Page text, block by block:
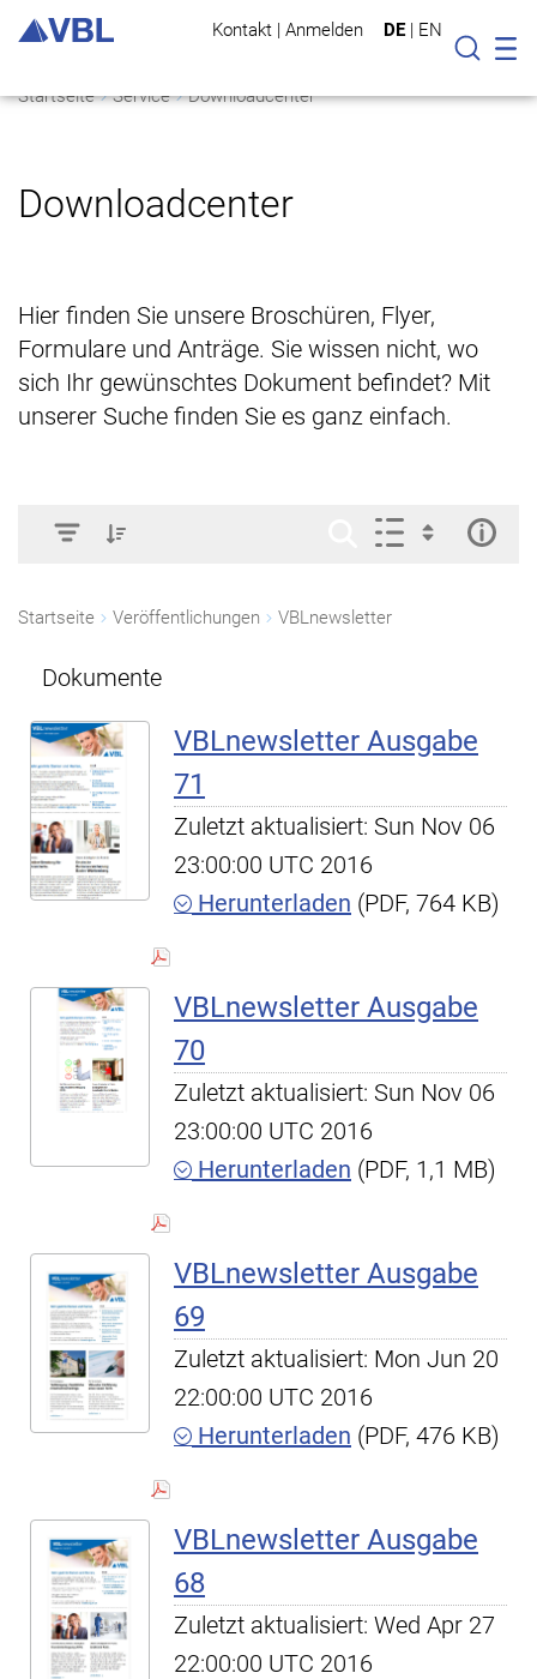
Kontakt | Anmelden DE | EN
Suche
Startseite Service Downloadcenter
Downloadcenter
Hier finden Sie unsere Broschüren, Flyer,
Formulare und Anträge. Sie wissen nicht, wo
sich Ihr gewünschtes Dokument befindet? Mit
unserer Suche finden Sie es ganz einfach.
Startseite Veröffentlichungen VBLnewsletter
Dokumente
VBLnewsletter Ausgabe
71
Zuletzt aktualisiert: Sun Nov 06
23:00:00 UTC 2016
Herunterladen (PDF, 764 KB)
VBLnewsletter Ausgabe
70
Zuletzt aktualisiert: Sun Nov 06
23:00:00 UTC 2016
Herunterladen (PDF, 1,1 MB)
VBLnewsletter Ausgabe
69
Zuletzt aktualisiert: Mon Jun 20
22:00:00 UTC 2016
Herunterladen (PDF, 476 KB)
VBLnewsletter Ausgabe
68
Zuletzt aktualisiert: Wed Apr 27
22:00:00 UTC 2016